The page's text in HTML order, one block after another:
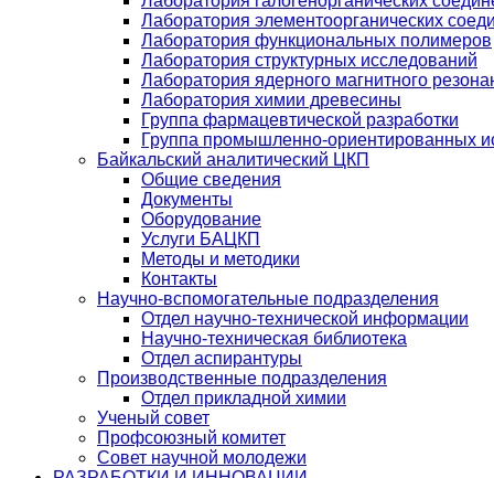
Лаборатория элементоорганических
Лаборатория функциональных полимеров
Лаборатория структурных исследований
Лаборатория ядерного магнитного
Лаборатория химии древесины
Группа фармацевтической разработки
Группа промышленно-ориентированных
Байкальский аналитический ЦКП
Общие сведения
Документы
Оборудование
Услуги БАЦКП
Методы и методики
Контакты
Научно-вспомогательные подразделения
Отдел научно-технической информации
Научно-техническая библиотека
Отдел аспирантуры
Производственные подразделения
Отдел прикладной химии
Ученый совет
Профсоюзный комитет
Совет научной молодежи